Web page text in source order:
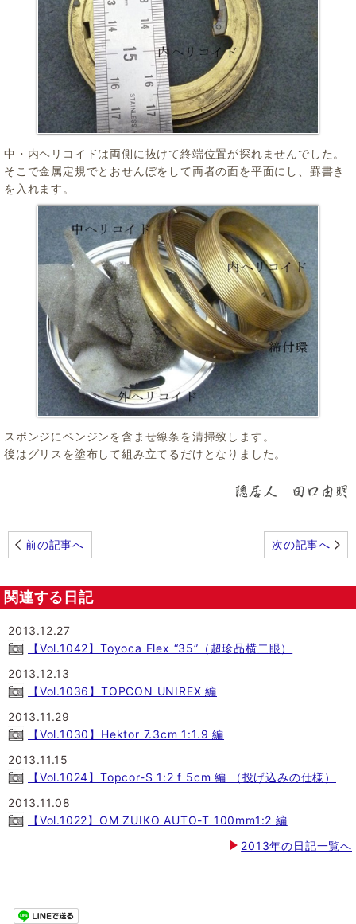
中・内ヘリコイドは両側に抜けて終端位置が探れませんでした。
そこで金属定規でとおせんぼをして両者の面を平面にし、罫書き
を入れます。
スポンジにベンジンを含ませ線条を清掃致します。
後はグリスを塗布して組み立てるだけとなりました。
前の記事へ 次の記事へ
関連する日記
2013.12.27
【Vol.1042】Toyoca Flex “35”（超珍品横二眼）
2013.12.13
【Vol.1036】TOPCON UNIREX 編
2013.11.29
【Vol.1030】Hektor 7.3cm 1:1.9 編
2013.11.15
【Vol.1024】Topcor-S 1:2 f 5cm 編 （投げ込みの仕様）
2013.11.08
【Vol.1022】OM ZUIKO AUTO-T 100mm1:2 編
2013年の日記一覧へ